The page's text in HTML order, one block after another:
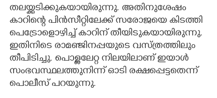
തലയ്ക്കടിക്കുകയായിരുന്നു. അതിനുശേഷം
കാറിന്റെ പിൻസീറ്റിലേക്ക് സരോജയെ കിടത്തി
പെട്രോളൊഴിച്ച് കാറിന് തീയിടുകയായിരുന്നു.
ഇതിനിടെ രാമഞ്ജിനപ്പയുടെ വസ്ത്രത്തിലും
തീപിടിച്ചു. പൊള്ളലേറ്റ നിലയിലാണ് ഇയാൾ
സംഭവസ്ഥലത്തുനിന്ന് ഓടി രക്ഷപ്പെട്ടതെന്ന്
പൊലീസ് പറയുന്നു.